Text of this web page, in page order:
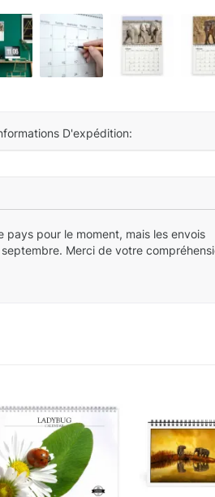
D'expédition:
pays pour le moment, mais les envois
Merci de votre